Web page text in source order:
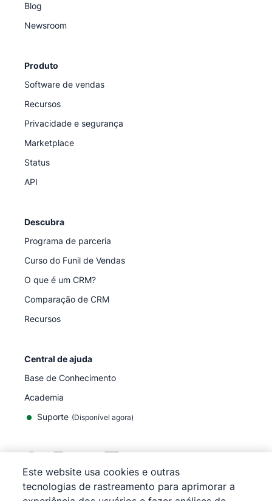
Blog
Newsroom
Produto
Software de vendas
Recursos
Privacidade e segurança
Marketplace
Status
API
Descubra
Programa de parceria
Curso do Funil de Vendas
O que é um CRM?
Comparação de CRM
Recursos
Central de ajuda
Base de Conhecimento
Academia
Suporte (Disponível agora)
©2026Pipedrive
Este website usa cookies e outras
tecnologias de rastreamento para aprimorar a